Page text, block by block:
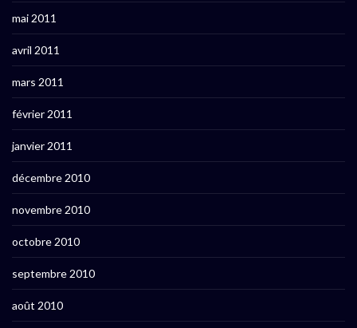
mai 2011
avril 2011
mars 2011
février 2011
janvier 2011
décembre 2010
novembre 2010
octobre 2010
septembre 2010
août 2010